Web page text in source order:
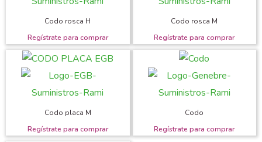
Codo rosca H Codo rosca M
Codo placa M Codo